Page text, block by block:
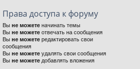
Права доступа к форуму
Вы не можете начинать темы
Вы не можете отвечать на сообщения
Вы не можете редактировать свои
сообщения
Вы не можете удалять свои сообщения
Вы не можете добавлять вложения